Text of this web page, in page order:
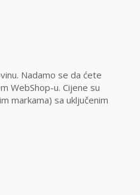
Nadamo se da ćete
WebShop-u. Cijene su
markama) sa uključenim